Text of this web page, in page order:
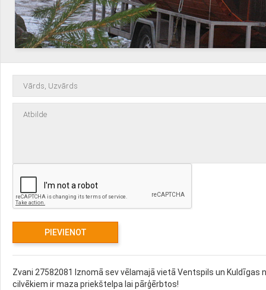
Zvani 27582081 Iznomā sev vēlamajā vietā Ventspils un
cilvēkiem ir maza priekštelpa lai pārģērbtos!